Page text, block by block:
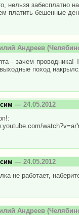
нельзя забесплатно
платить бешенные
Андреев
- зачем
поход
— 24.05.2012
— 24.05.2012
не работает,
Андреев